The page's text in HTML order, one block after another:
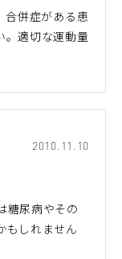
合併症がある患
。適切な運動量
2010.11.10
糖尿病やその
もしれません